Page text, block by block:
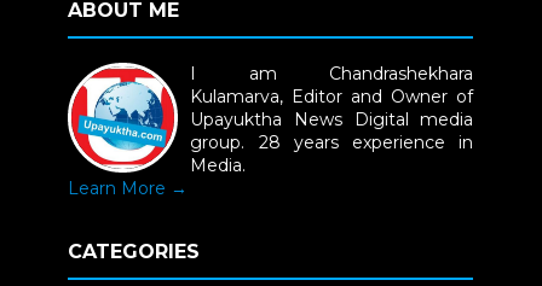
ABOUT ME
I am Chandrashekhara
Kulamarva, Editor and Owner of
Upayuktha News Digital media
group. 28 years experience in
Media.
Learn More →
CATEGORIES